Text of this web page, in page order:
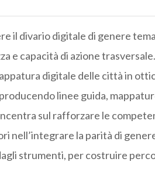
il divario digitale di genere
e capacità di azione
digitale delle città in
linee guida,
sul rafforzare le
nell’integrare la parità di
strumenti, per costruire